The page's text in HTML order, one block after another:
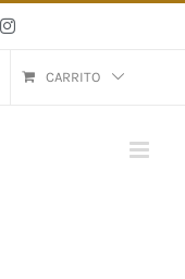
Instagram
CARRITO